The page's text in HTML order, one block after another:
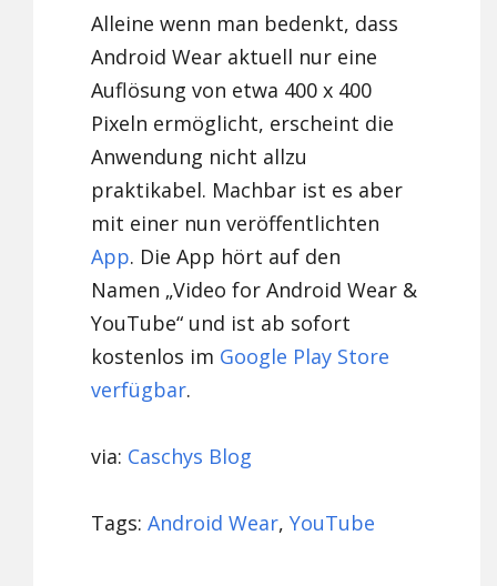
Alleine wenn man bedenkt, dass
Android Wear aktuell nur eine
Auflösung von etwa 400 x 400
Pixeln ermöglicht, erscheint die
Anwendung nicht allzu
praktikabel. Machbar ist es aber
mit einer nun veröffentlichten
App. Die App hört auf den
Namen „Video for Android Wear &
YouTube“ und ist ab sofort
kostenlos im Google Play Store
verfügbar.
via: Caschys Blog
Tags:Android Wear,YouTube